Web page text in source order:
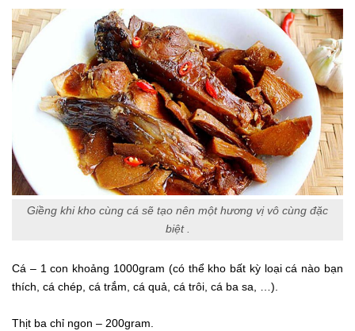
Giềng khi kho cùng cá sẽ tạo nên một hương vị vô cùng đặc
biệt .
Cá – 1 con khoảng 1000gram (có thể kho bất kỳ loại cá nào bạn
thích, cá chép, cá trắm, cá quả, cá trôi, cá ba sa, …).
Thịt ba chỉ ngon – 200gram.